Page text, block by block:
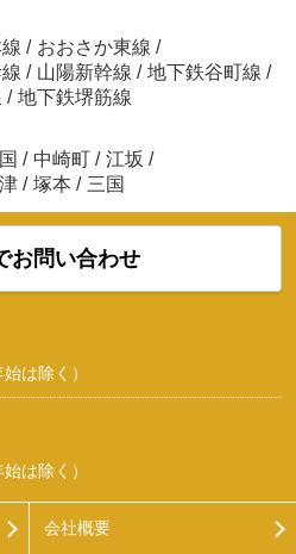
/ おおさか東線 /
/ 山陽新幹線 / 地下鉄谷町線 /
/ 地下鉄堺筋線
/ 中崎町 / 江坂 /
/ 塚本 / 三国
お問い合わせ
は除く）
は除く）
会社概要